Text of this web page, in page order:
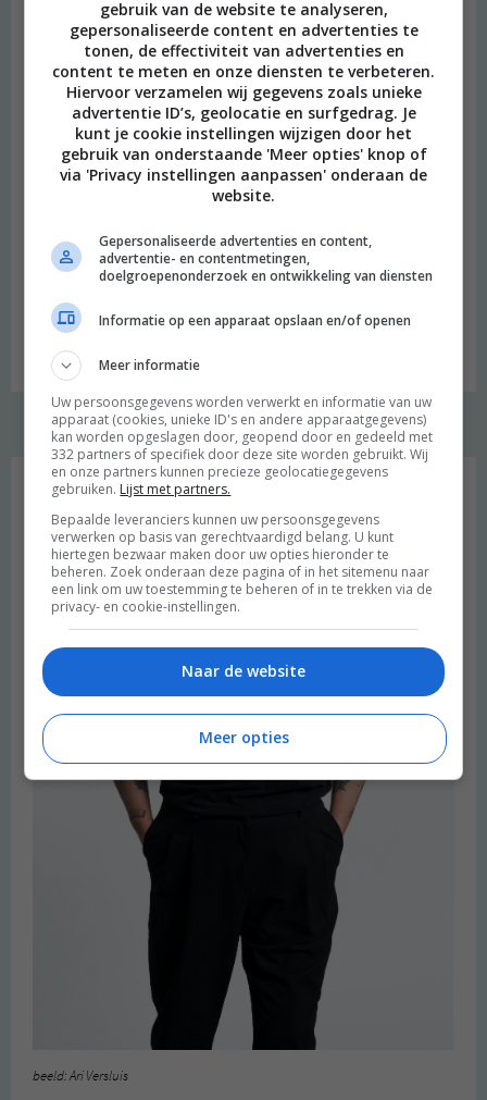
*
E-mail*
Mijn naam, e-mail en site opslaan in deze browser voor de
volgende keer wanneer ik een reactie plaats.
Welkom
beeld: Ari Versluis
gebruik van de website te analyseren,
gepersonaliseerde content en advertenties te
tonen, de effectiviteit van advertenties en
content te meten en onze diensten te verbeteren.
Hiervoor verzamelen wij gegevens zoals unieke
advertentie ID’s, geolocatie en surfgedrag. Je
kunt je cookie instellingen wijzigen door het
gebruik van onderstaande 'Meer opties' knop of
via 'Privacy instellingen aanpassen' onderaan de
website.
Gepersonaliseerde advertenties en content,
advertentie- en contentmetingen,
doelgroepenonderzoek en ontwikkeling van diensten
Informatie op een apparaat opslaan en/of openen
Meer informatie
Uw persoonsgegevens worden verwerkt en informatie van uw
apparaat (cookies, unieke ID's en andere apparaatgegevens)
kan worden opgeslagen door, geopend door en gedeeld met
332 partners of specifiek door deze site worden gebruikt. Wij
en onze partners kunnen precieze geolocatiegegevens
gebruiken. Lijst met partners.
Bepaalde leveranciers kunnen uw persoonsgegevens
verwerken op basis van gerechtvaardigd belang. U kunt
hiertegen bezwaar maken door uw opties hieronder te
beheren. Zoek onderaan deze pagina of in het sitemenu naar
een link om uw toestemming te beheren of in te trekken via de
privacy- en cookie-instellingen.
Naar de website
Meer opties